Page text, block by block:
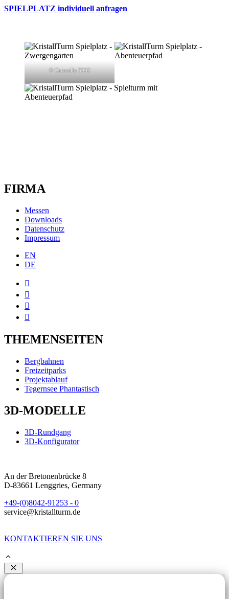
SPIELPLATZ individuell anfragen
© Carosello 3000
FIRMA
Messen
Downloads
Datenschutz
Impressum
EN
DE




THEMENSEITEN
Bergbahnen
Freizeitparks
Projektablauf
Tegernsee Phantastisch
3D-MODELLE
3D-Rundgang
3D-Konfigurator
An der Bretonenbrücke 8
D-83661 Lenggries, Germany
+49-(0)8042-91253 - 0
service@kristallturm.de
KONTAKTIEREN SIE UNS
Schließen